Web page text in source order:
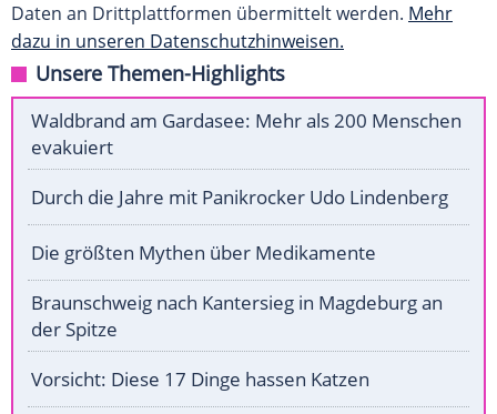
Daten an Drittplattformen übermittelt werden. Mehr
dazu in unseren Datenschutzhinweisen.
Unsere Themen-Highlights
Waldbrand am Gardasee: Mehr als 200 Menschen
evakuiert
Durch die Jahre mit Panikrocker Udo Lindenberg
Die größten Mythen über Medikamente
Braunschweig nach Kantersieg in Magdeburg an
der Spitze
Vorsicht: Diese 17 Dinge hassen Katzen